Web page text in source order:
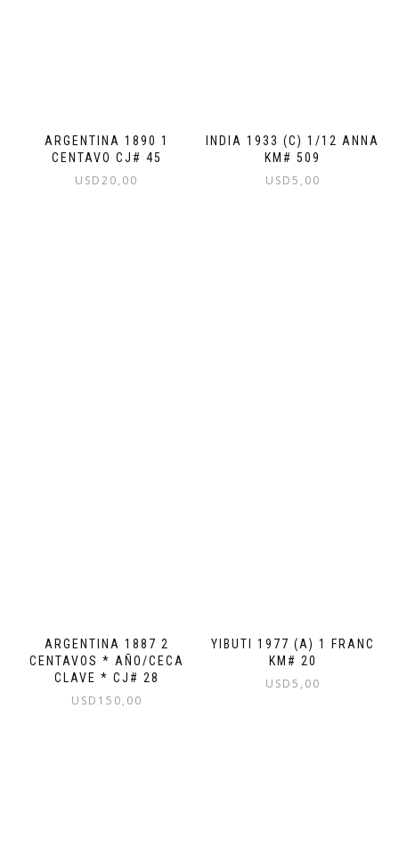
ARGENTINA 1890 1
CENTAVO CJ# 45
USD20,00
INDIA 1933 (C) 1/12 ANNA
KM# 509
USD5,00
ARGENTINA 1887 2
CENTAVOS * AÑO/CECA
CLAVE * CJ# 28
USD 150,00
YIBUTI 1977 (A) 1 FRANC
KM# 20
USD5,00